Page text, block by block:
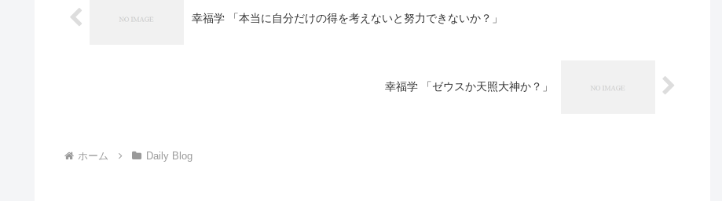
幸福学 「本当に自分だけの得を考えないと努力できないか？」
幸福学 「ゼウスか天照大神か？」
ホーム Daily Blog